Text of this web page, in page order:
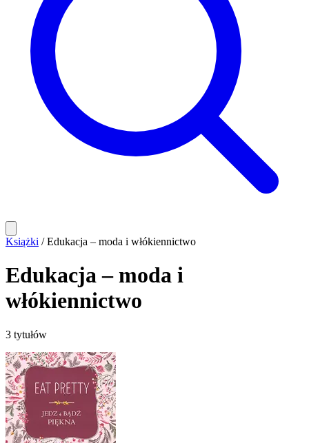
Książki / Edukacja – moda i włókiennictwo
Edukacja – moda i
włókiennictwo
3 tytułów